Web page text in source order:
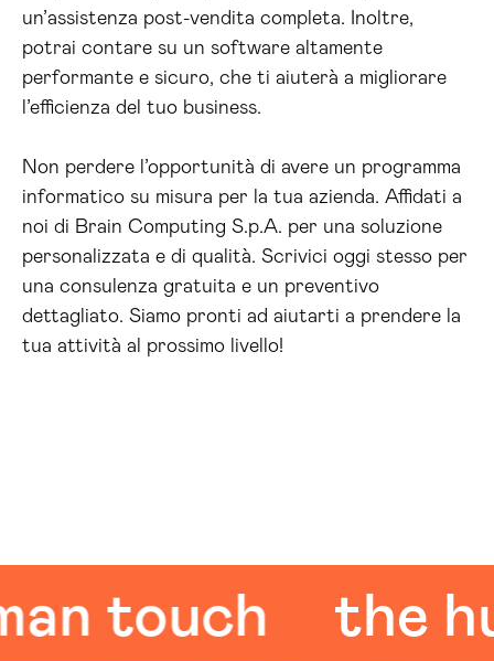
un’assistenza post-vendita completa. Inoltre,
potrai contare su un software altamente
performante e sicuro, che ti aiuterà a migliorare
l’efficienza del tuo business.
Non perdere l’opportunità di avere un programma
informatico su misura per la tua azienda. Affidati a
noi di Brain Computing S.p.A. per una soluzione
personalizzata e di qualità. Scrivici oggi stesso per
una consulenza gratuita e un preventivo
dettagliato. Siamo pronti ad aiutarti a prendere la
tua attività al prossimo livello!
touch the